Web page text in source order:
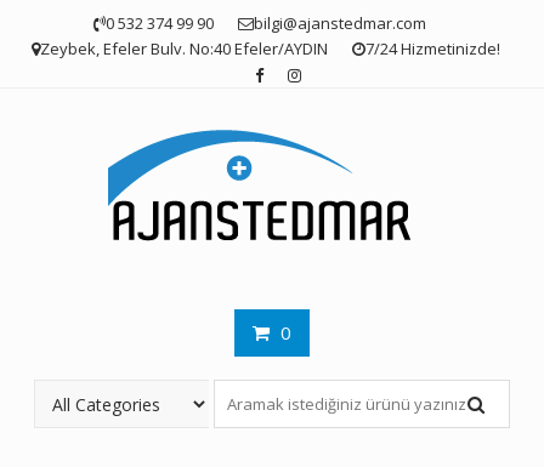
0 532 374 99 90
bilgi@ajanstedmar.com
Zeybek, Efeler Bulv. No:40 Efeler/AYDIN
7/24 Hizmetinizde!
0